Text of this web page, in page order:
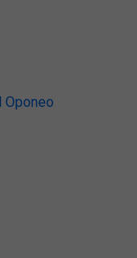
Oponeo